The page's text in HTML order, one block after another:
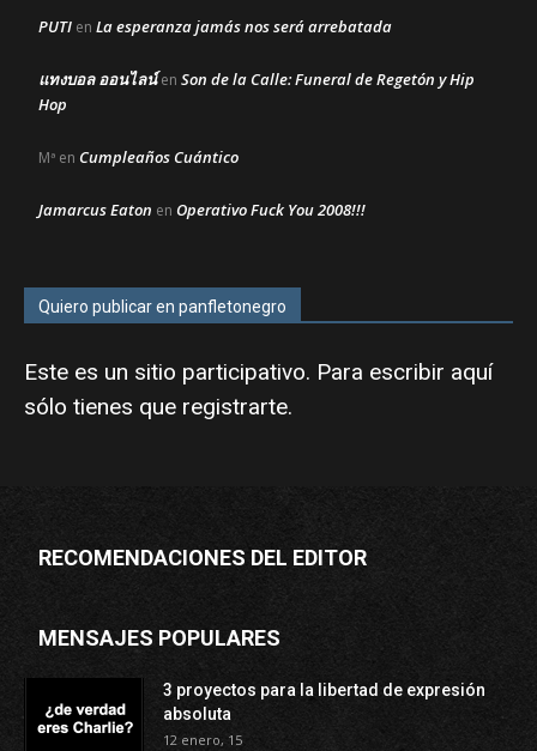
PUTI en La esperanza jamás nos será arrebatada
แทงบอล ออนไลน์en Son de la Calle: Funeral de Regetón y Hip
Hop
Mª en Cumpleaños Cuántico
Jamarcus Eaton en Operativo Fuck You 2008!!!
Quiero publicar en panfletonegro
Este es un sitio participativo. Para escribir aquí
sólo tienes que registrarte.
RECOMENDACIONES DEL EDITOR
MENSAJES POPULARES
3 proyectos para la libertad de expresión
absoluta
12 enero, 15